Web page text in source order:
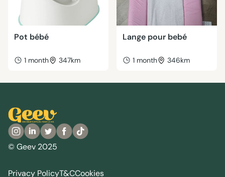
Pot bébé
1 month 347km
Lange pour bebé
1 month 346km
© Geev 2025
Privacy PolicyT&CCookies